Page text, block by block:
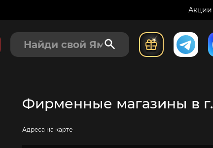
Акции
Фирменные магазины в г.
Адреса на карте